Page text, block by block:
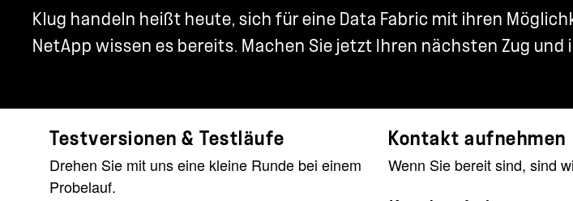
Klug handeln heißt heute, sich für eine Data Fabric mit ihren
NetApp wissen es bereits. Machen Sie jetzt Ihren nächsten Zug und
Testversionen & Testläufe
Drehen Sie mit uns eine kleine Runde bei einem
Probelauf.
Kontakt aufnehmen
Wenn Sie bereit sind, sind